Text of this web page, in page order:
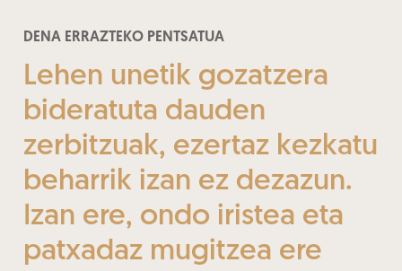
DENA ERRAZTEKO PENTSATUA
Lehen unetik gozatzera
bideratuta dauden
zerbitzuak, ezertaz kezkatu
beharrik izan ez dezazun.
Izan ere, ondo iristea eta
patxadaz mugitzea ere